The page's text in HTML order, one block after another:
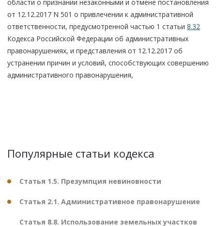
области о признании незаконными и отмене постановления
от 12.12.2017 N 501 о привлечении к административной
ответственности, предусмотренной частью 1 статьи 8.32
Кодекса Российской Федерации об административных
правонарушениях, и представления от 12.12.2017 об
устранении причин и условий, способствующих совершению
административного правонарушения,
Популярные статьи кодекса
Статья 1.5. Презумпция невиновности
Статья 2.1. Административное правонарушение
Статья 8.8. Использование земельных участков